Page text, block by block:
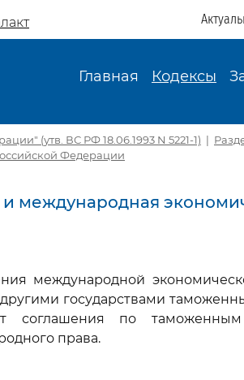
Главная Кодексы
(утв. ВС РФ 18.06.1993 N 5221-1) |
Федерации
международная
международной
государствами
соглашения по
права.